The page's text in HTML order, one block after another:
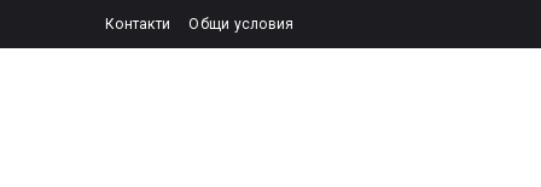
Контакти Общи условия